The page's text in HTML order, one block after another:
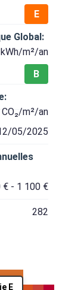
E
Global:
m²/an
B
m²/an
05/2025
€ - 1 100 €
282
E